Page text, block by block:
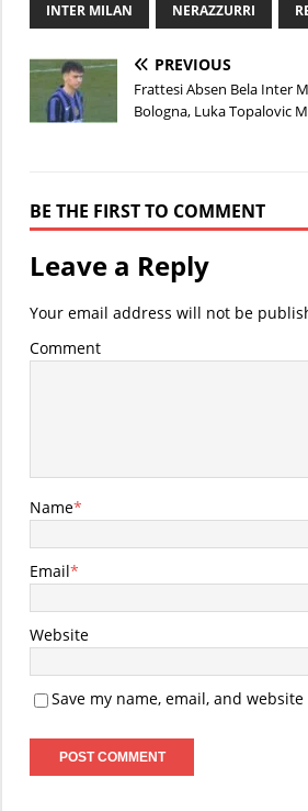
INTER MILAN NERAZZURRI
PREVIOUS
Frattesi Absen Bela Inter
Bologna, Luka Topalovic
BE THE FIRST TO COMMENT
Leave a Reply
Your email address will not be
Comment
Name*
Email*
Website
Save my name, email, and